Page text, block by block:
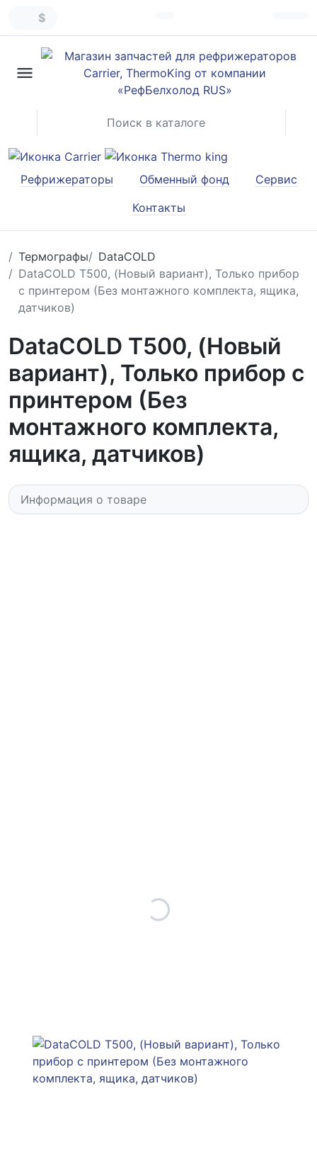
$
Рефрижераторы Обменный фонд
Сервис
Контакты
Термографы
DataCOLD
DataCOLD T500, (Новый вариант), Только прибор
с принтером (Без монтажного комплекта, ящика,
датчиков)
DataCOLD T500, (Новый
вариант), Только прибор с
принтером (Без
монтажного комплекта,
ящика, датчиков)
Информация о товаре